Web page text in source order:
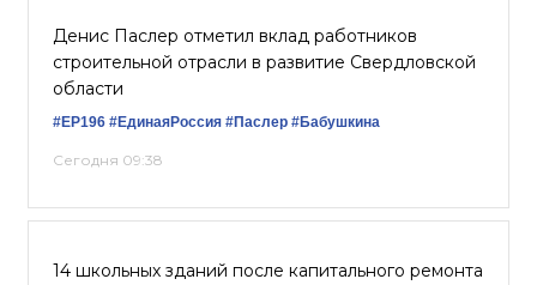
Денис Паслер отметил вклад работников
строительной отрасли в развитие Свердловской
области
#ЕР196 #ЕдинаяРоссия #Паслер #Бабушкина
Сегодня 09:38
14 школьных зданий после капитального ремонта